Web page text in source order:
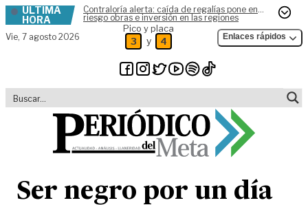
Skip to content
ÚLTIMA
HORA
Contraloría alerta: caída de regalías pone en
riesgo obras e inversión en las regiones
Vie, 7 agosto 2026
Pico y placa
3 y 4 Enlaces rápidos
Ser negro por un día